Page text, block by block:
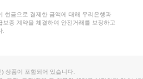
현금으로 결제한 금액에 대해 우리은행과
보증 계약을 체결하여 안전거래를 보장하고
.
상품이 포함되어 있습니다.